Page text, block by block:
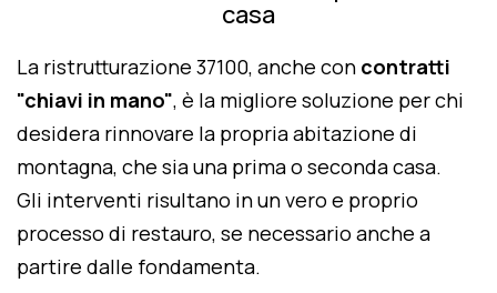
casa
La ristrutturazione 37100, anche con contratti
"chiavi in mano", è la migliore soluzione per chi
desidera rinnovare la propria abitazione di
montagna, che sia una prima o seconda casa.
Gli interventi risultano in un vero e proprio
processo di restauro, se necessario anche a
partire dalle fondamenta.